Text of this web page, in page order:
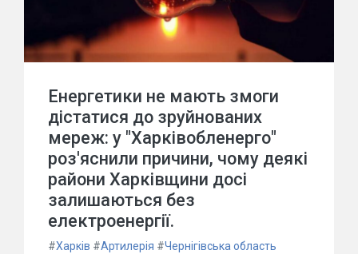
Енергетики не мають змоги
дістатися до зруйнованих
мереж: у "Харківобленерго"
роз'яснили причини, чому деякі
райони Харківщини досі
залишаються без
електроенергії.
#Харків #Артилерія #Чернігівська область